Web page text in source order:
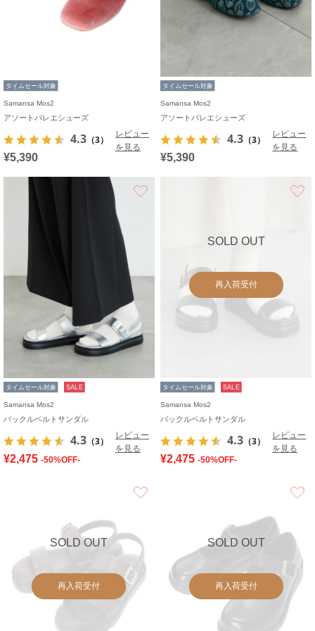
タイムセール対象
Samansa Mos2
アソートバレエシューズ
4.3 （3）
レビュー
を見る
¥5,390
タイムセール対象
Samansa Mos2
アソートバレエシューズ
4.3 （3）
レビュー
を見る
¥5,390
タイムセール対象 SALE
Samansa Mos2
バックルベルトサンダル
4.3 （3）
レビュー
を見る
¥2,475 -50%OFF-
SOLD OUT
再入荷受付
タイムセール対象 SALE
Samansa Mos2
バックルベルトサンダル
4.3 （3）
レビュー
を見る
¥2,475 -50%OFF-
SOLD OUT
再入荷受付
SOLD OUT
再入荷受付